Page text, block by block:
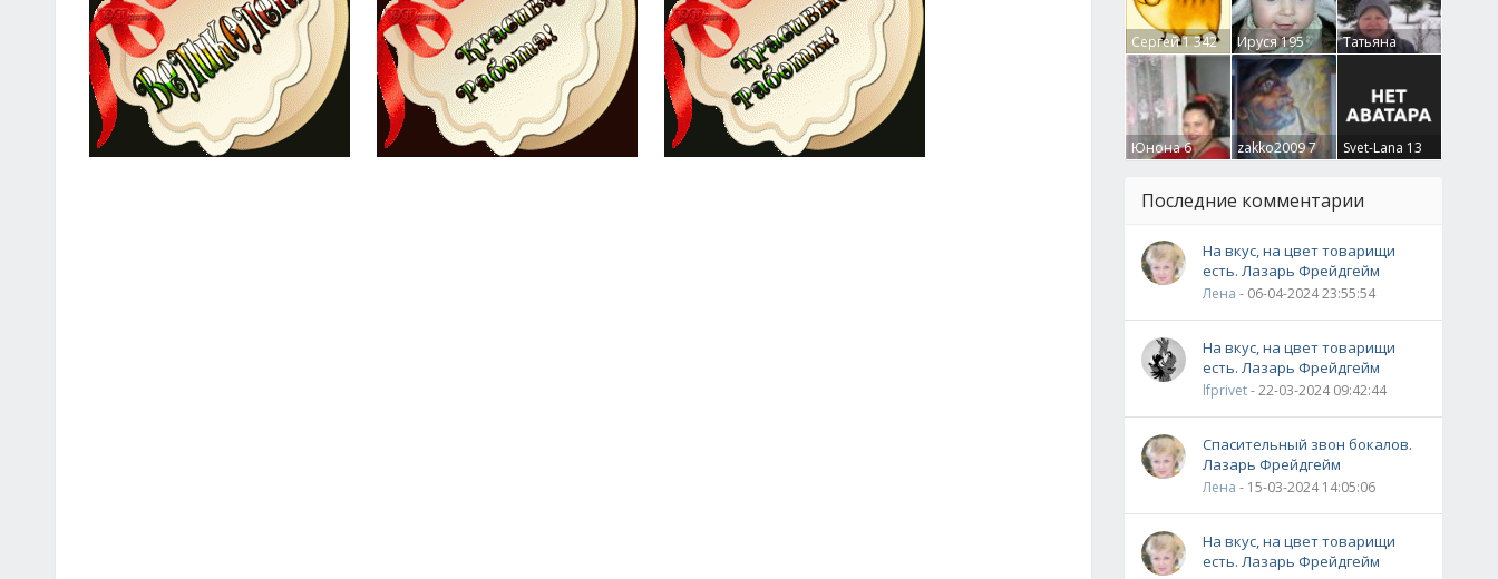
Сергей1 342 Ируся195
Татьяна
Крючкова0
Юнона6 zakko20097 Svet-Lana 13
Последние комментарии
На вкус, на цвет товарищи
есть. Лазарь Фрейдгейм
Лена - 06-04-2024 23:55:54
На вкус, на цвет товарищи
есть. Лазарь Фрейдгейм
lfprivet- 22-03-2024 09:42:44
Спасительный звон бокалов.
Лазарь Фрейдгейм
Лена - 15-03-2024 14:05:06
На вкус, на цвет товарищи
есть. Лазарь Фрейдгейм